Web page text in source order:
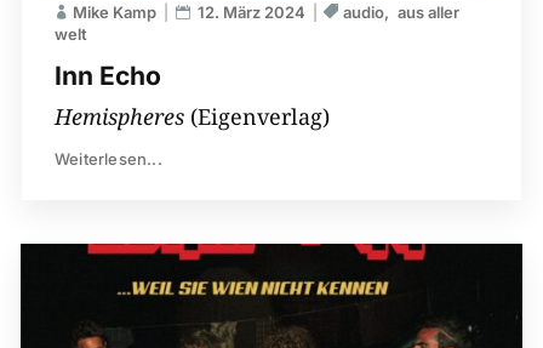
Inn Echo
Mike Kamp 12. März 2024 audio
aus aller
welt
Hemispheres (Eigenverlag)
Weiterlesen...